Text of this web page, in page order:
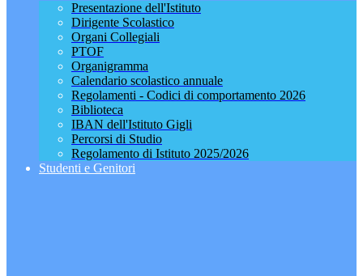
Presentazione dell'Istituto
Dirigente Scolastico
Organi Collegiali
PTOF
Organigramma
Calendario scolastico annuale
Regolamenti - Codici di comportamento 2026
Biblioteca
IBAN dell'Istituto Gigli
Percorsi di Studio
Regolamento di Istituto 2025/2026
Studenti e Genitori